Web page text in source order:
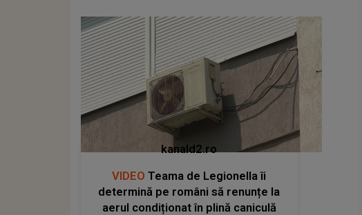
kanald2.ro
VIDEO Teama de Legionella îi
determină pe români să renunțe la
aerul condiționat în plină caniculă